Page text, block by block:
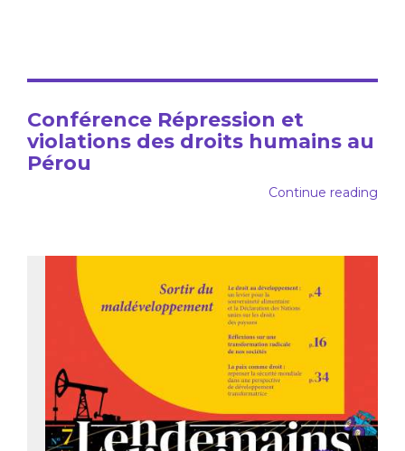
Conférence Répression et
violations des droits humains au
Pérou
Continue reading